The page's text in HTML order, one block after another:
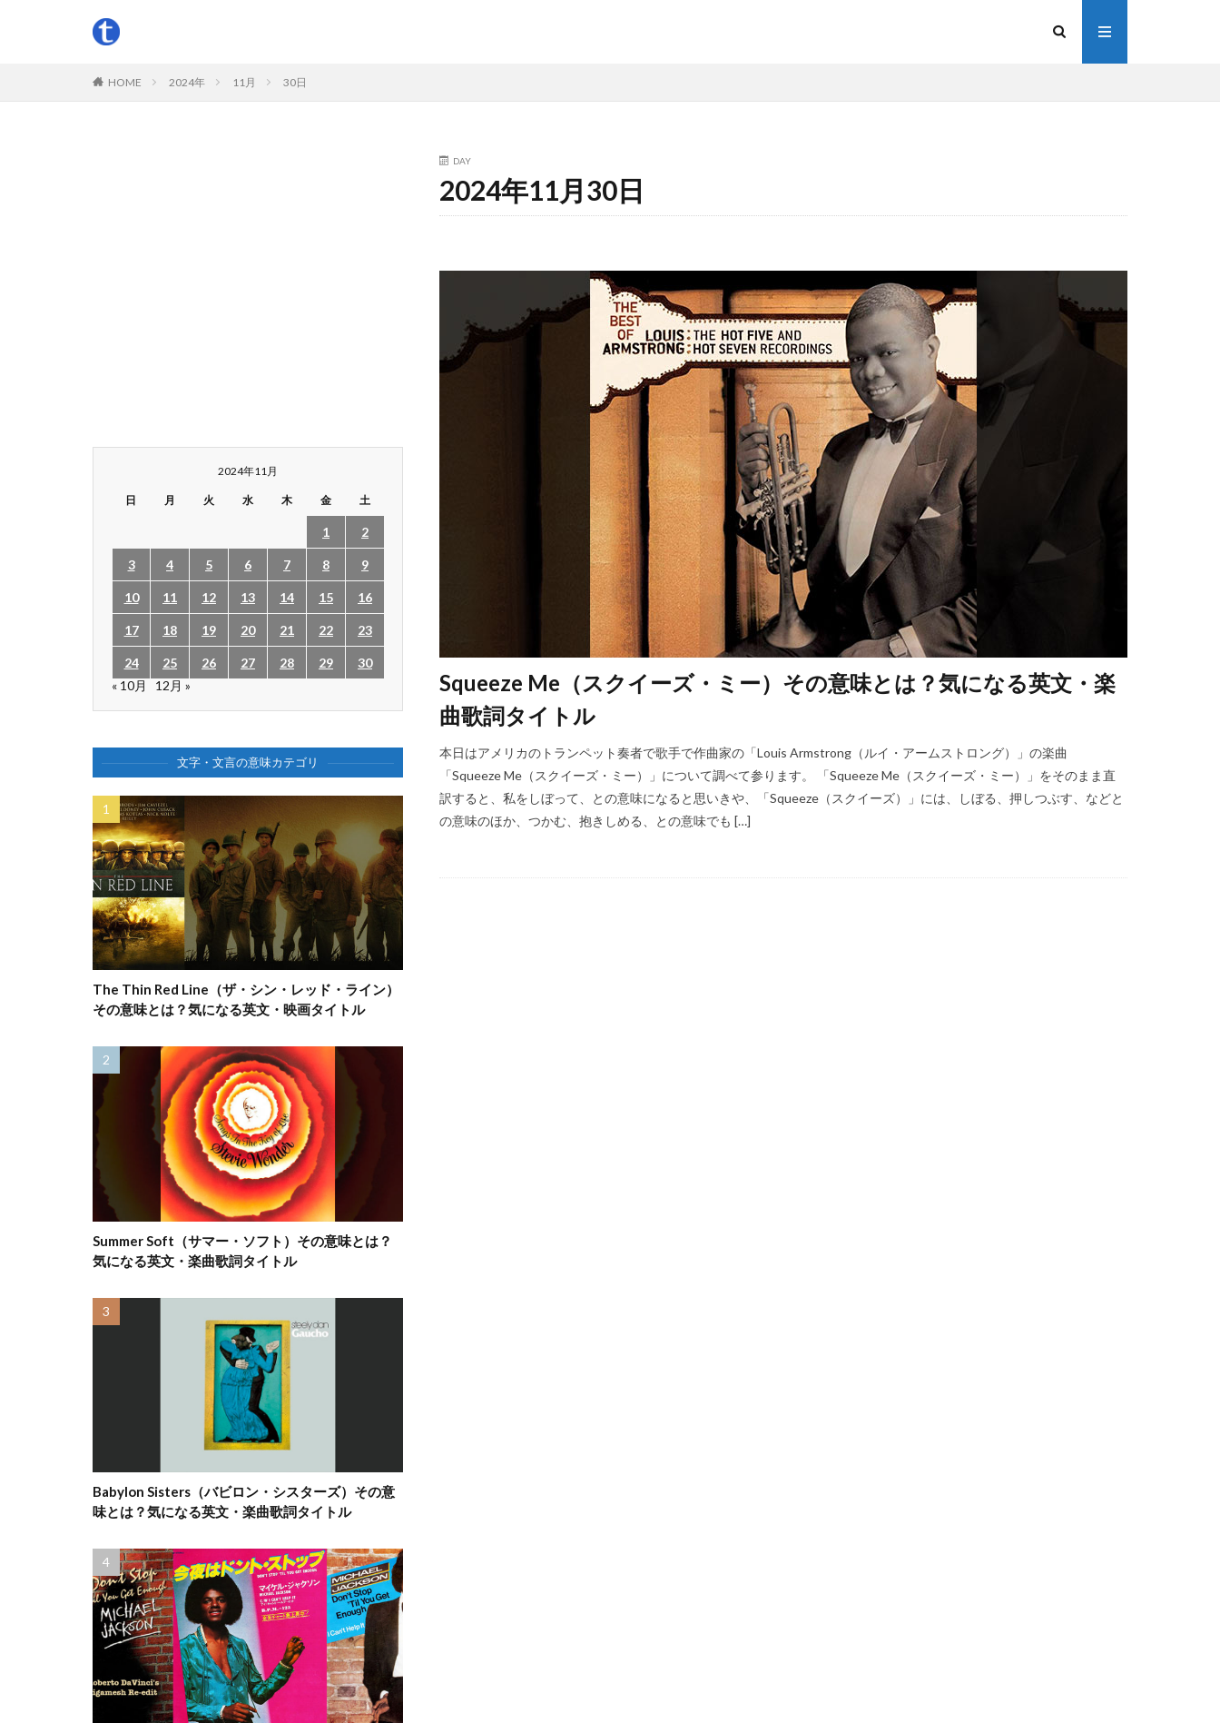
HOME 2024年 11月 30日
DAY
2024年11月30日
Squeeze Me（スクイーズ・ミー）その意味とは？気になる英文・楽
曲歌詞タイトル
本日はアメリカのトランペット奏者で歌手で作曲家の「Louis Armstrong（ルイ・アームストロング）」の楽曲
「Squeeze Me（スクイーズ・ミー）」について調べて参ります。 「Squeeze Me（スクイーズ・ミー）」をそのまま直
訳すると、私をしぼって、との意味になると思いきや、「Squeeze（スクイーズ）」には、しぼる、押しつぶす、などと
の意味のほか、つかむ、抱きしめる、との意味でも […]
2024年11月
日 月 火 水 木 金 土
1 2
3 4 5 6 7 8 9
10 11 12 13 14 15 16
17 18 19 20 21 22 23
24 25 26 27 28 29
30
« 10月
12月 »
文字・文言の意味カテゴリ
The Thin Red Line（ザ・シン・レッド・ライン）
その意味とは？気になる英文・映画タイトル
Summer Soft（サマー・ソフト）その意味とは？
気になる英文・楽曲歌詞タイトル
Babylon Sisters（バビロン・シスターズ）その意
味とは？気になる英文・楽曲歌詞タイトル